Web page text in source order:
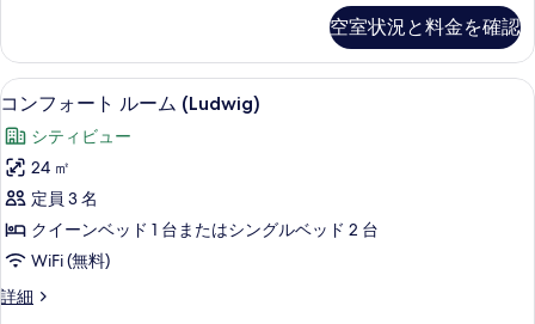
を
表
示
す
る
(Hohenschwangau)
の
す
べ
て
の
写
真
を
ア
ダ
ブ
ル
ー
(Hohenschwangau)
の
詳
細
空室状況と料金を確認
コ
ン
フ
ォ
ー
ト
ル
ー
6
コンフォート ルーム (Ludwig)
シティビュー
24 ㎡
定員 3 名
クイーンベッド 1 台またはシングルベッド 2 台
WiFi (無料)
詳細
コ